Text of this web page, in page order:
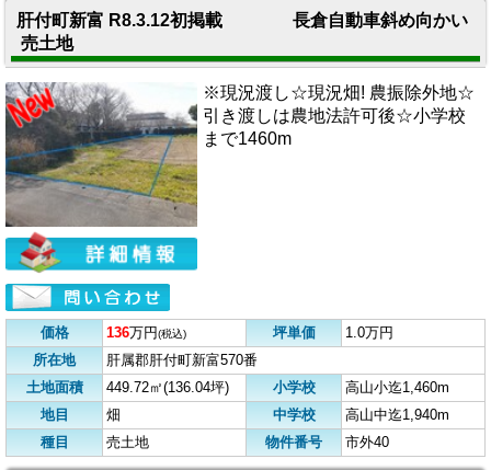
肝付町新富 R8.3.12初掲載 長倉自動車斜め向かい
売土地
※現況渡し☆現況畑! 農振除外地☆
引き渡しは農地法許可後☆小学校
まで1460m
価格 136万円(税込) 坪単価
1.0万円
所在地
肝属郡肝付町新富570番
土地面積
449.72㎡(136.04坪) 小学校
高山小迄1,460m
地目
畑 中学校
高山中迄1,940m
種目
売土地 物件番号 市外40